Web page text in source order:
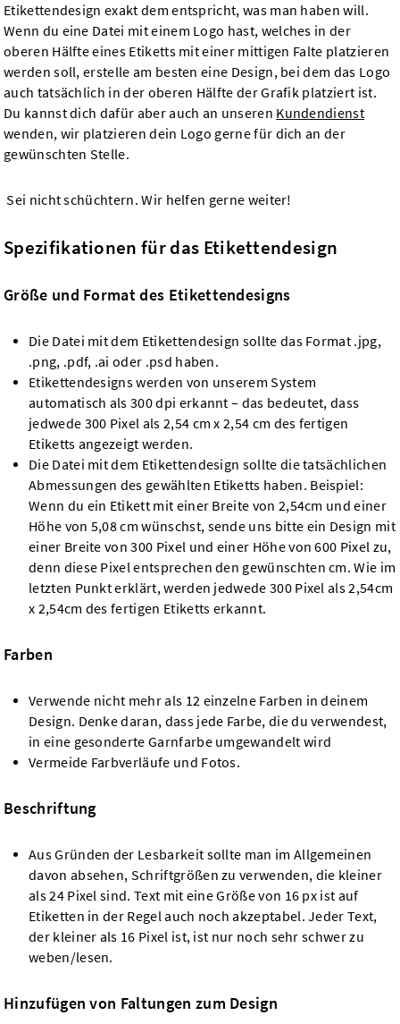
Etikettendesign exakt dem entspricht, was man haben will.
Wenn du eine Datei mit einem Logo hast, welches in der
oberen Hälfte eines Etiketts mit einer mittigen Falte platzieren
werden soll, erstelle am besten eine Design, bei dem das Logo
auch tatsächlich in der oberen Hälfte der Grafik platziert ist.
Du kannst dich dafür aber auch an unseren Kundendienst
wenden, wir platzieren dein Logo gerne für dich an der
gewünschten Stelle.
Sei nicht schüchtern. Wir helfen gerne weiter!
Spezifikationen für das Etikettendesign
Größe und Format des Etikettendesigns
Die Datei mit dem Etikettendesign sollte das Format .jpg,
.png, .pdf, .ai oder .psd haben.
Etikettendesigns werden von unserem System
automatisch als 300 dpi erkannt – das bedeutet, dass
jedwede 300 Pixel als 2,54 cm x 2,54 cm des fertigen
Etiketts angezeigt werden.
Die Datei mit dem Etikettendesign sollte die tatsächlichen
Abmessungen des gewählten Etiketts haben. Beispiel:
Wenn du ein Etikett mit einer Breite von 2,54cm und einer
Höhe von 5,08 cm wünschst, sende uns bitte ein Design mit
einer Breite von 300 Pixel und einer Höhe von 600 Pixel zu,
denn diese Pixel entsprechen den gewünschten cm. Wie im
letzten Punkt erklärt, werden jedwede 300 Pixel als 2,54cm
x 2,54cm des fertigen Etiketts erkannt.
Farben
Verwende nicht mehr als 12 einzelne Farben in deinem
Design. Denke daran, dass jede Farbe, die du verwendest,
in eine gesonderte Garnfarbe umgewandelt wird
Vermeide Farbverläufe und Fotos.
Beschriftung
Aus Gründen der Lesbarkeit sollte man im Allgemeinen
davon absehen, Schriftgrößen zu verwenden, die kleiner
als 24 Pixel sind. Text mit eine Größe von 16 px ist auf
Etiketten in der Regel auch noch akzeptabel. Jeder Text,
der kleiner als 16 Pixel ist, ist nur noch sehr schwer zu
weben/lesen.
Hinzufügen von Faltungen zum Design